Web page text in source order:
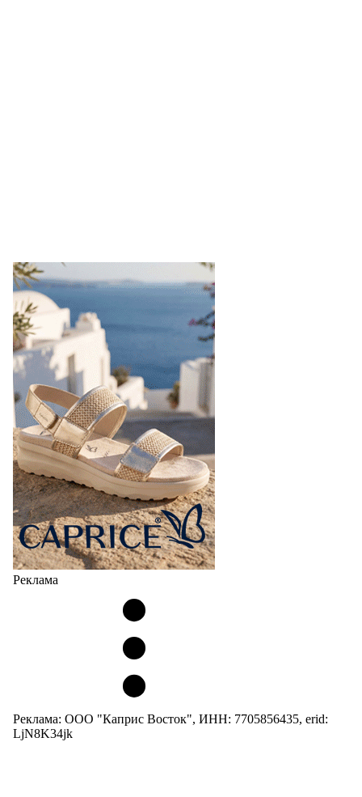
Реклама
Реклама: ООО "Каприс Восток", ИНН: 7705856435, erid:
LjN8K34jk